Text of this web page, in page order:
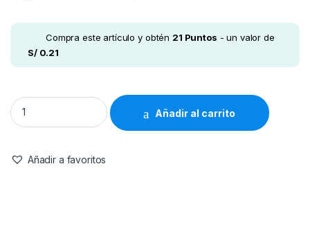
Compra este artículo y obtén 21 Puntos - un valor de
S/0.21
Nordic Naturals - DHA líquido para niños, suplemento de
Añadir al carrito
Añadir a favoritos